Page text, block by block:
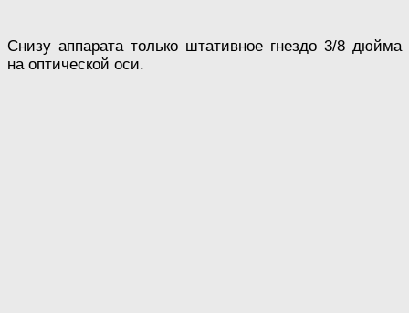
Снизу аппарата только штативное гнездо 3/8 дюйма
на оптической оси.